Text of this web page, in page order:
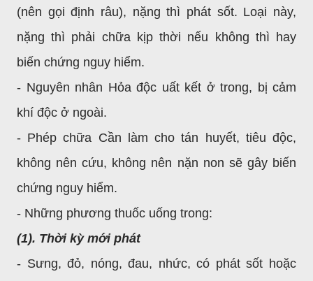
(nên gọi định râu), nặng thì phát sốt. Loại này,
nặng thì phải chữa kịp thời nếu không thì hay
biến chứng nguy hiểm.
- Nguyên nhân Hỏa độc uất kết ở trong, bị cảm
khí độc ở ngoài.
- Phép chữa Cần làm cho tán huyết, tiêu độc,
không nên cứu, không nên nặn non sẽ gây biến
chứng nguy hiểm.
- Những phương thuốc uống trong:
(1). Thời kỳ mới phát
- Sưng, đỏ, nóng, đau, nhức, có phát sốt hoặc